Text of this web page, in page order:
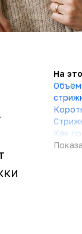
На
Объём
Как